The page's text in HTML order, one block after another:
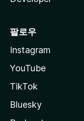
팔로우
Instagram
YouTube
TikTok
Bluesky